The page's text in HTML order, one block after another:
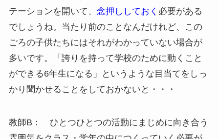
テーションを開いて、 念押ししておく 必要がある
でしょうね。当たり前のことなんだけれど、この
ごろの子供たちにはそれがわかっていない場合が
多いです。「誇りを持って学校のために動くこと
ができる6年生になる」というような目当てをしっ
かり聞かせることをしておかないと・・・
教師B： ひとつひとつの活動にまじめに向き合う